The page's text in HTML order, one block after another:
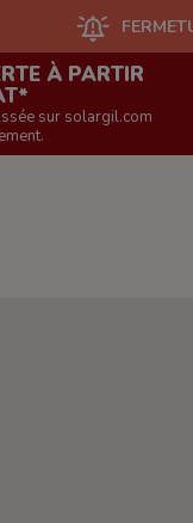
FERMETURE
À PARTIR
sur solargil.com